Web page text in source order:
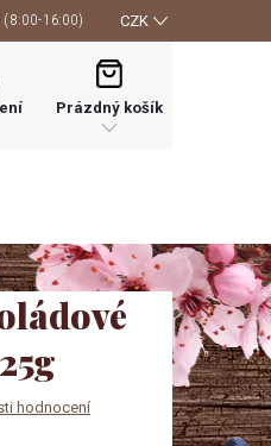
CZK
NÁKUPNÍ
KOŠÍK
Prázdný košík
hodnocení